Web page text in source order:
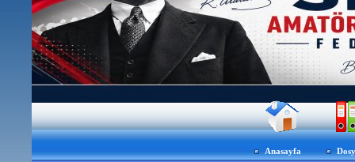
Anasayfa